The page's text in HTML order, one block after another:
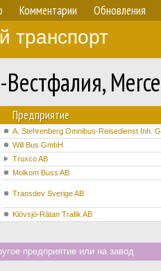
Комментарии Обновления
транспорт
Предприятие
A. Stehrenberg Omnibus-Reisedienst Inh.
Will Bus GmbH
Truxco AB
Molkom Buss AB
Transdev Sverige AB
Klövsjö-Rätan Trafik AB
предприятие или на завод